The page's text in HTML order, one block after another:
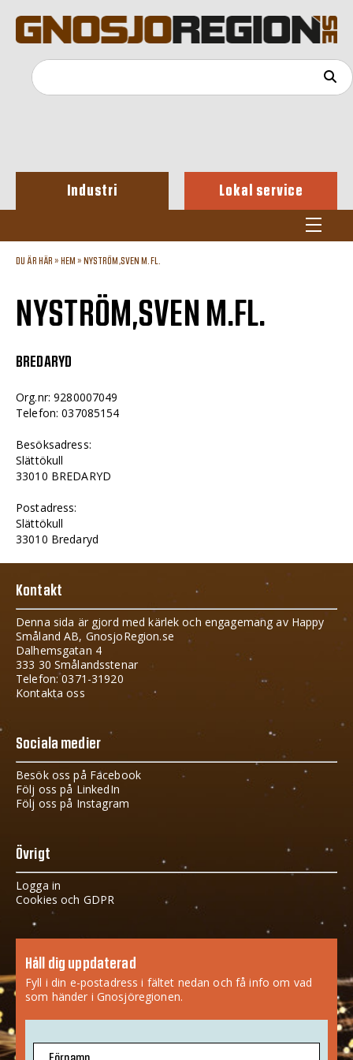
Industri Lokal service
DU ÄR HÄR » HEM » NYSTRÖM,SVEN M.FL.
NYSTRÖM,SVEN M.FL.
BREDARYD
Org.nr: 9280007049
Telefon: 037085154
Besöksadress:
Slättökull
33010 BREDARYD
Postadress:
Slättökull
33010 Bredaryd
Kontakt
Denna sida är gjord med kärlek och engagemang av Happy
Småland AB, GnosjoRegion.se
Dalhemsgatan 4
333 30 Smålandsstenar
Telefon: 0371-31920
Kontakta oss
Sociala medier
Besök oss på Facebook
Följ oss på LinkedIn
Följ oss på Instagram
Övrigt
Logga in
Cookies och GDPR
Håll dig uppdaterad
Fyll i din e-postadress i fältet nedan och få info om vad
som händer i Gnosjöregionen.